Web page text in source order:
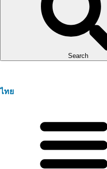
Search
ไทย